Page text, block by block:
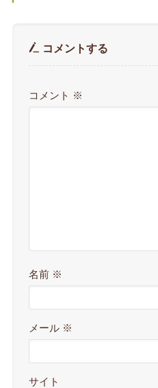
コメントする
コメント ※
名前 ※
メール ※
サイト